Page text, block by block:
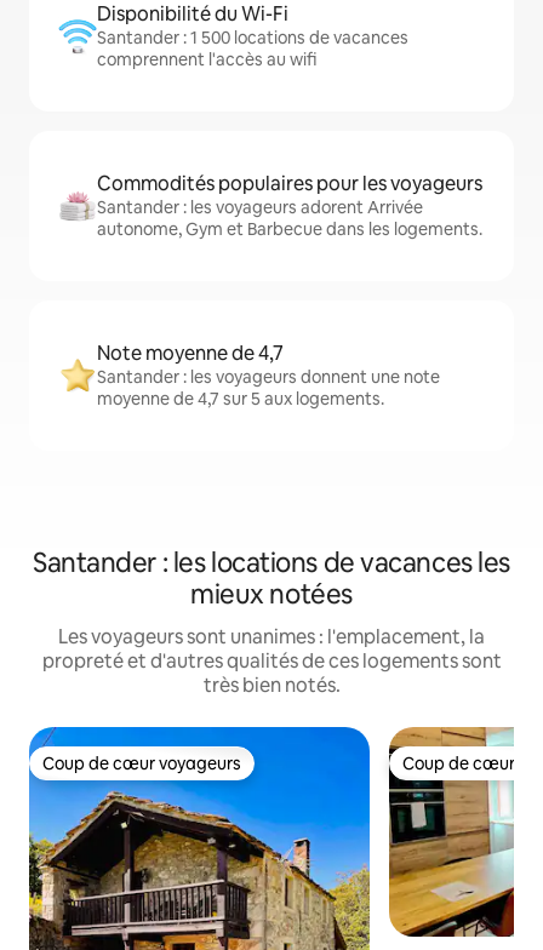
Disponibilité du Wi-Fi
Santander : 1 500 locations de vacances
comprennent l'accès au wifi
Commodités populaires pour les voyageurs
Santander : les voyageurs adorent Arrivée
autonome, Gym et Barbecue dans les logements.
Note moyenne de 4,7
Santander : les voyageurs donnent une note
moyenne de 4,7 sur 5 aux logements.
Santander : les locations de vacances les
mieux notées
Les voyageurs sont unanimes : l'emplacement, la
propreté et d'autres qualités de ces logements sont
très bien notés.
Coup de cœur voyageurs
Coup de cœur voyageurs Coup de cœur
Coup de cœur